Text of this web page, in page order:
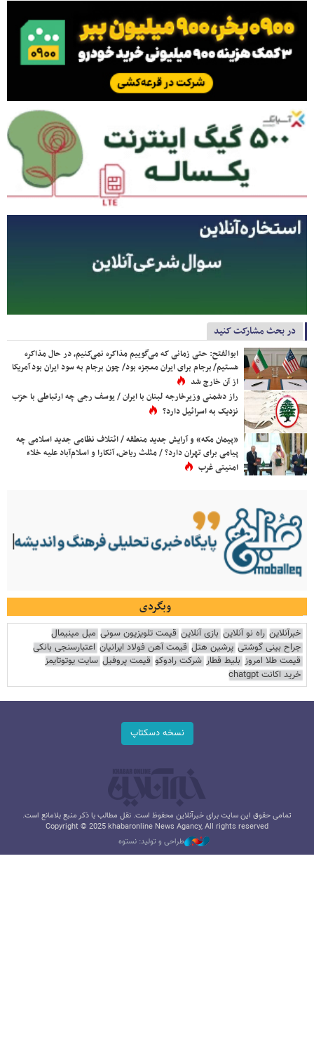
در بحث مشارکت کنید
ابوالفتح: حتی زمانی که می‌گوییم مذاکره نمی‌کنیم، در حال مذاکره
هستیم/ برجام برای ایران معجزه بود/ چون برجام به سود ایران بود آمریکا
از آن خارج شد
راز دشمنی وزیرخارجه لبنان با ایران / یوسف رجی چه ارتباطی با حزب
نزدیک به اسرائیل دارد؟
«پیمان مکه» و آرایش جدید منطقه / ائتلاف نظامی جدید اسلامی چه
پیامی برای تهران دارد؟ / مثلث ریاض، آنکارا و اسلام‌آباد علیه خلاء
امنیتی غرب
وبگردی
خبرآنلاین راه نو آنلاین بازی آنلاین قیمت تلویزیون سونی مبل مینیمال
جراح بینی گوشتی پرشین هتل قیمت آهن فولاد ایرانیان اعتبارسنجی بانکی
قیمت طلا امروز بلیط قطار شرکت رادوکو قیمت پروفیل سایت یوتوتایمز
خرید اکانت chatgpt
نسخه دسکتاپ
تمامی حقوق این سایت برای خبرآنلاین محفوظ است. نقل مطالب با ذکر منبع بلامانع است.
Copyright © 2025 khabaronline News Agancy, All rights reserved
طراحی و تولید: نستوه